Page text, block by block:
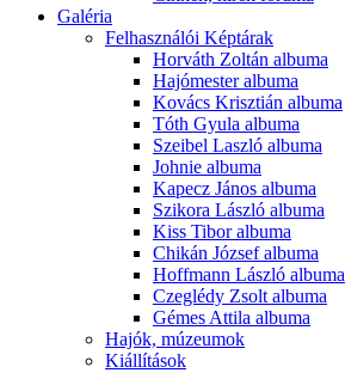
Galéria
Felhasználói Képtárak
Horváth Zoltán albuma
Hajómester albuma
Kovács Krisztián albuma
Tóth Gyula albuma
Szeibel Laszló albuma
Johnie albuma
Kapecz János albuma
Szikora László albuma
Kiss Tibor albuma
Chikán József albuma
Hoffmann László albuma
Czeglédy Zsolt albuma
Gémes Attila albuma
Hajók, múzeumok
Kiállítások